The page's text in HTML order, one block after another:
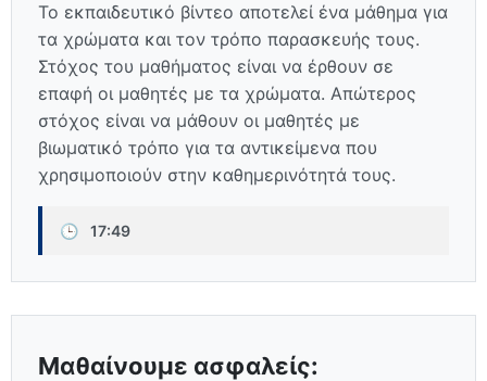
Το εκπαιδευτικό βίντεο αποτελεί ένα μάθημα για
τα χρώματα και τον τρόπο παρασκευής τους.
Στόχος του μαθήματος είναι να έρθουν σε
επαφή οι μαθητές με τα χρώματα. Απώτερος
στόχος είναι να μάθουν οι μαθητές με
βιωματικό τρόπο για τα αντικείμενα που
χρησιμοποιούν στην καθημερινότητά τους.
🕒 17:49
Μαθαίνουμε ασφαλείς: